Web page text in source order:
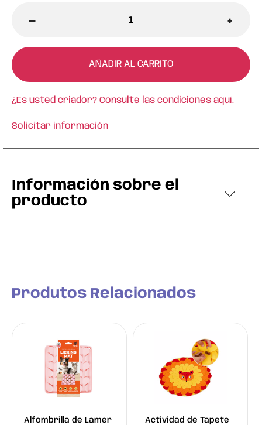
- +
AÑADIR AL CARRITO
¿Es usted criador? Consulte las condiciones aquí.
Solicitar información
Información sobre el
producto
Produtos Relacionados
Alfombrilla de Lamer
Actividad de Tapete